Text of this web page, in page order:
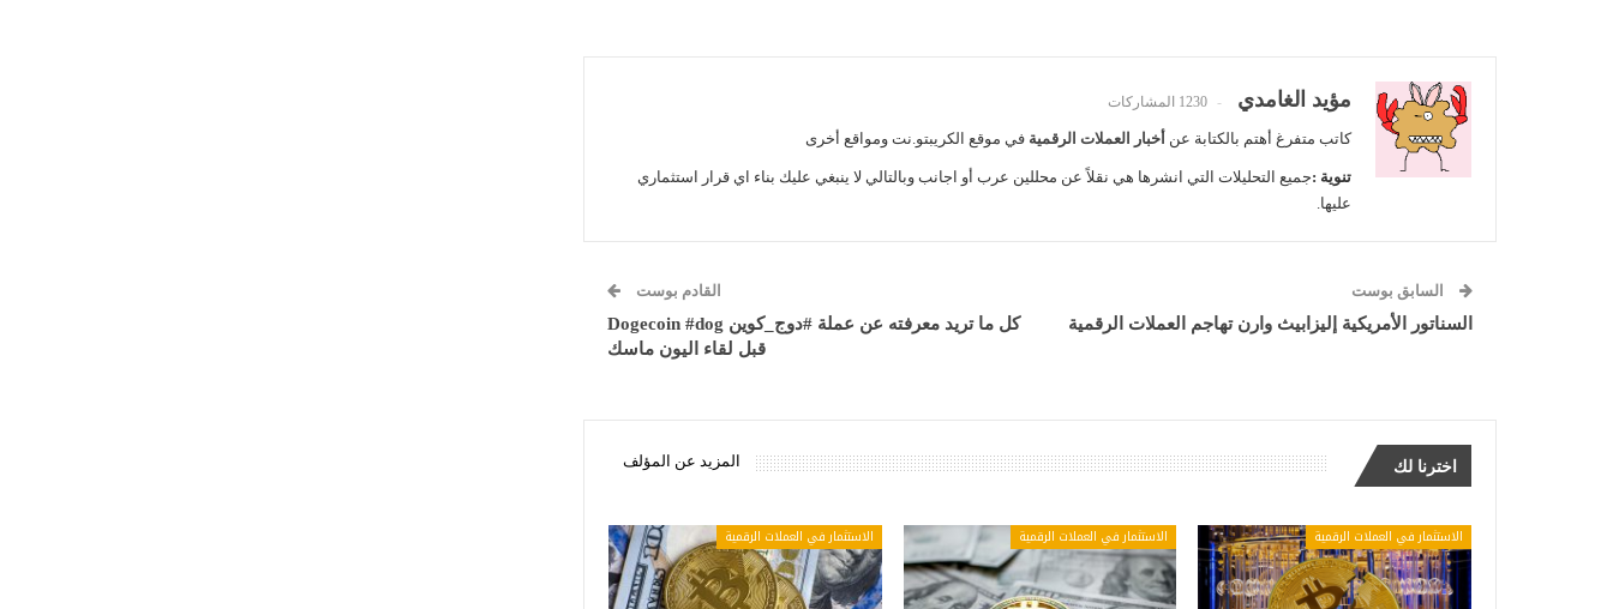
مؤيد الغامدي 1230 المشاركات
كاتب متفرغ أهتم بالكتابة عن أخبار العملات الرقمية في موقع الكريبتو.نت ومواقع أخرى
تنوية :جميع التحليلات التي انشرها هي نقلاً عن محللين عرب أو اجانب وبالتالي لا ينبغي عليك بناء اي قرار استثماري
عليها.
السابق بوست
السناتور الأمريكية إليزابيث وارن تهاجم العملات الرقمية
القادم بوست
كل ما تريد معرفته عن عملة #دوج_كوين Dogecoin #dog
قبل لقاء اليون ماسك
اخترنا لك المزيد عن المؤلف
الاستثمار في العملات الرقمية الاستثمار في العملات الرقمية الاستثمار في العملات الرقمية